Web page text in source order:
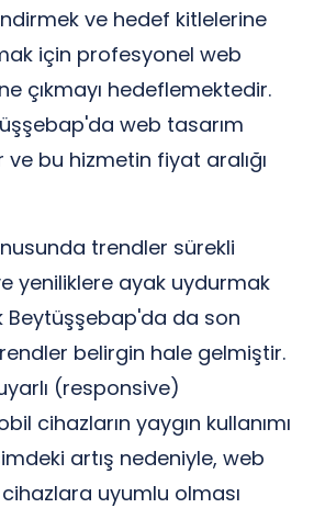
ve hedef kitlelerine
için profesyonel web
çıkmayı hedeflemektedir.
web tasarım
bu hizmetin fiyat aralığı
trendler sürekli
yeniliklere ayak uydurmak
Beytüşşebap'da da son
belirgin hale gelmiştir.
(responsive)
cihazların yaygın kullanımı
artış nedeniyle, web
uyumlu olması